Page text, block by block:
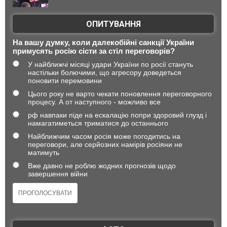
ОПИТУВАННЯ
На вашу думку, коли далекобійні санкції України
примусять росію сісти за стіл переговорів?
У найближчі місяці удари України по росії стануть
настільки болючими, що агресору доведеться
поновити перемовини
Цього року не варто чекати поновлення переговорного
процесу. А от наступного - можливо все
рф навпаки піде на ескалацію попри здоровий глузд і
намагатиметься триматися до останнього
Найближчим часом росія може погодитись на
переговори, але серйозних намірів росіяни не
матимуть
Вже давно не роблю жодних прогнозів щодо
завершення війни